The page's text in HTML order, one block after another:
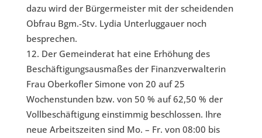
dazu wird der Bürgermeister mit der scheidenden
Obfrau Bgm.-Stv. Lydia Unterluggauer noch
besprechen.
Der Gemeinderat hat eine Erhöhung des
Beschäftigungsausmaßes der Finanzverwalterin
Frau Oberkofler Simone von 20 auf 25
Wochenstunden bzw. von 50 % auf 62,50 % der
Vollbeschäftigung einstimmig beschlossen. Ihre
neue Arbeitszeiten sind Mo. – Fr. von 08:00 bis